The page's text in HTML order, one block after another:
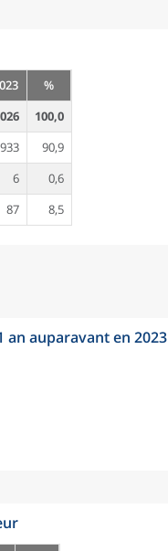
%
100,0
933
90,9
6
0,6
87
8,5
an auparavant en 2023